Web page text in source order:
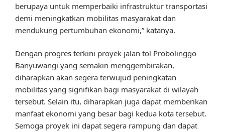
berupaya untuk memperbaiki infrastruktur transportasi
demi meningkatkan mobilitas masyarakat dan
mendukung pertumbuhan ekonomi,” katanya.
Dengan progres terkini proyek jalan tol Probolinggo
Banyuwangi yang semakin menggembirakan,
diharapkan akan segera terwujud peningkatan
mobilitas yang signifikan bagi masyarakat di wilayah
tersebut. Selain itu, diharapkan juga dapat memberikan
manfaat ekonomi yang besar bagi kedua kota tersebut.
Semoga proyek ini dapat segera rampung dan dapat